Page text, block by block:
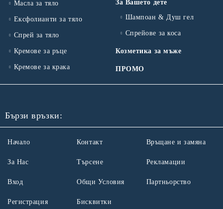
Масла за тяло
Ексфолианти за тяло
Спрей за тяло
Кремове за ръце
Кремове за крака
За Вашето дете
Шампоан & Душ гел
Спрейове за коса
Козметика за мъже
ПРОМО
Бързи връзки:
Начало
За Нас
Вход
Регистрация
Контакт
Търсене
Общи Условия
Бисквитки
Връщане и замяна
Рекламации
Партньорство